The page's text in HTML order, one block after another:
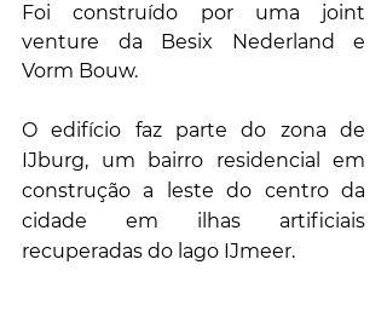
Foi construído por uma joint
venture da Besix Nederland e
Vorm Bouw.
O edifício faz parte do zona de
IJburg, um bairro residencial em
construção a leste do centro da
cidade em ilhas artificiais
recuperadas do lago IJmeer.